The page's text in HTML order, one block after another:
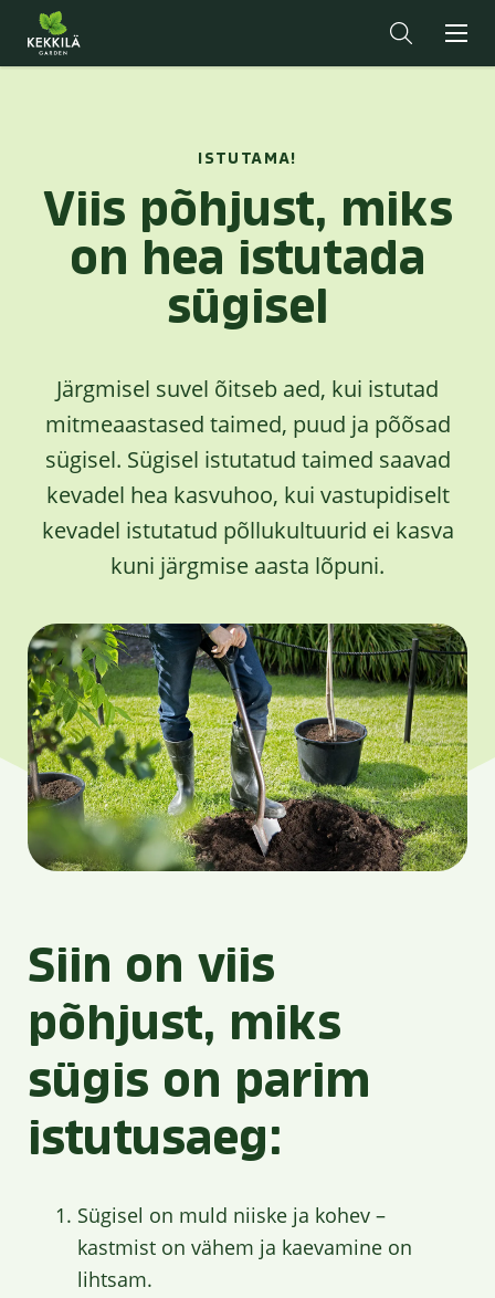
ISTUTAMA!
Viis põhjust, miks
on hea istutada
sügisel
Järgmisel suvel õitseb aed, kui istutad
mitmeaastased taimed, puud ja põõsad
sügisel. Sügisel istutatud taimed saavad
kevadel hea kasvuhoo, kui vastupidiselt
kevadel istutatud põllukultuurid ei kasva
kuni järgmise aasta lõpuni.
Siin on viis
põhjust, miks
sügis on parim
istutusaeg:
Sügisel on muld niiske ja kohev –
kastmist on vähem ja kaevamine on
lihtsam.